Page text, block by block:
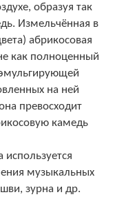
образуя так
Измельчённая в
абрикосовая
как полноценный
на ней
превосходит
камедь
используется
музыкальных
зурна и др.